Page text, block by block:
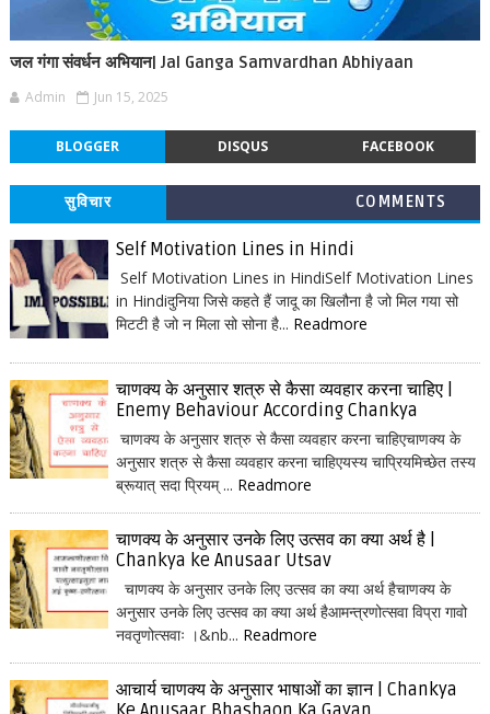
जल गंगा संवर्धन अभियान| Jal Ganga Samvardhan Abhiyaan
Admin Jun 15, 2025
BLOGGER DISQUS FACEBOOK
सुविचार COMMENTS
Self Motivation Lines in Hindi
Self Motivation Lines in HindiSelf Motivation Lines
in Hindiदुनिया जिसे कहते हैं जादू का खिलौना है जो मिल गया सो
मिटटी है जो न मिला सो सोना है... Readmore
चाणक्य के अनुसार शत्रु से कैसा व्यवहार करना चाहिए |
Enemy Behaviour According Chankya
चाणक्य के अनुसार शत्रु से कैसा व्यवहार करना चाहिएचाणक्य के
अनुसार शत्रु से कैसा व्यवहार करना चाहिएयस्य चाप्रियमिच्छेत तस्य
ब्रूयात् सदा प्रियम् ... Readmore
चाणक्य के अनुसार उनके लिए उत्सव का क्या अर्थ है |
Chankya ke Anusaar Utsav
चाणक्य के अनुसार उनके लिए उत्सव का क्या अर्थ हैचाणक्य के
अनुसार उनके लिए उत्सव का क्या अर्थ हैआमन्त्रणोत्सवा विप्रा गावो
नवतृणोत्सवाः ।&nb... Readmore
आचार्य चाणक्य के अनुसार भाषाओं का ज्ञान | Chankya